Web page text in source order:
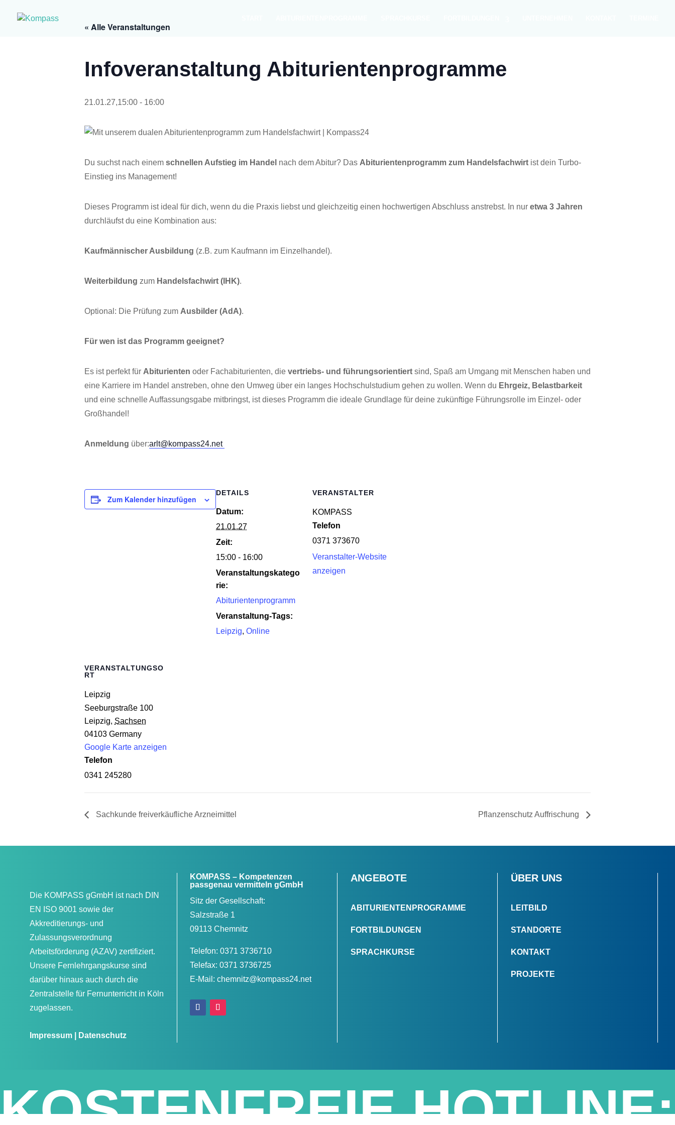
« Alle Veranstaltungen
Info­ver­an­stal­tung Abiturientenprogramme
21.01.27,15:00 - 16:00
Du suchst nach einem schnel­len Auf­stieg im Han­del nach dem Abitur? Das Abitu­ri­en­ten­pro­gramm zum Han­dels­fach­wirt ist dein Tur­bo-
Ein­stieg ins Management!
Die­ses Pro­gramm ist ide­al für dich, wenn du die Pra­xis liebst und gleich­zei­tig einen hoch­wer­ti­gen Abschluss anstrebst. In nur etwa 3 Jah­ren
durch­läufst du eine Kom­bi­na­ti­on aus:
Kauf­män­ni­scher Aus­bil­dung (z.B. zum Kauf­mann im Einzelhandel).
Wei­ter­bil­dung zum Han­dels­fach­wirt (IHK).
Optio­nal: Die Prü­fung zum Aus­bil­der (AdA).
Für wen ist das Pro­gramm geeignet?
Es ist per­fekt für Abitu­ri­en­ten oder Fach­ab­itu­ri­en­ten, die ver­triebs- und füh­rungs­ori­en­tiert sind, Spaß am Umgang mit Men­schen haben und
eine Kar­rie­re im Han­del anstre­ben, ohne den Umweg über ein lan­ges Hoch­schul­stu­di­um gehen zu wol­len. Wenn du Ehr­geiz, Belast­bar­keit
und eine schnel­le Auf­fas­sungs­ga­be mit­bringst, ist die­ses Pro­gramm die idea­le Grund­la­ge für dei­ne zukünf­ti­ge Füh­rungs­rol­le im Ein­zel- oder
Großhandel!
Anmel­dung über:arlt@kompass24.net
Zum Kalender hinzufügen
DETAILS
Datum:
21.01.27
Zeit:
15:00 - 16:00
Veranstaltungskatego
rie:
Abiturientenprogramm
Veranstaltung-Tags:
Leipzig, Online
VERANSTALTER
KOM­PASS
Telefon
0371 373670
Veranstalter-Website
anzeigen
VERANSTALTUNGSO
RT
Leip­zig
Seeburgstraße 100
Leipzig, Sachsen
04103 Germany
Google Karte anzeigen
Telefon
0341 245280
Sach­kun­de frei­ver­käuf­li­che Arzneimittel Pflan­zen­schutz Auffrischung
Die KOMPASS gGmbH ist nach DIN
EN ISO 9001 sowie der
Akkreditierungs- und
Zulassungsverordnung
Arbeitsförderung (AZAV) zertifiziert.
Unsere Fernlehrgangskurse sind
darüber hinaus auch durch die
Zentralstelle für Fernunterricht in Köln
zugelassen.
Impressum Datenschutz
KOMPASS – Kompetenzen
passgenau vermitteln gGmbH
Sitz der Gesellschaft:
Salzstraße 1
09113 Chemnitz
Telefon: 0371 3736710
Telefax: 0371 3736725
E-Mail: chemnitz@kompass24.net
ANGEBOTE
ABITURIENTENPROGRAMME
FORTBILDUNGEN
SPRACHKURSE
ÜBER UNS
LEITBILD
STANDORTE
KONTAKT
PROJEKTE
KOSTENFREIE HOTLINE: